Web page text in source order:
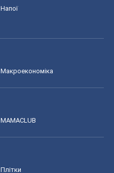
Напої
Макроекономіка
MAMACLUB
Плітки